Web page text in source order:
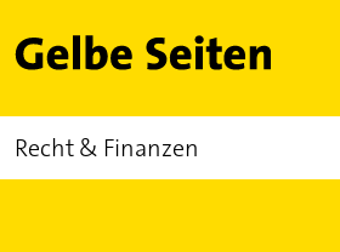
Gelbe Seiten
Recht & Finanzen